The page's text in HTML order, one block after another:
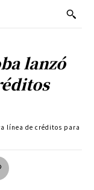
lanzó
línea de créditos para